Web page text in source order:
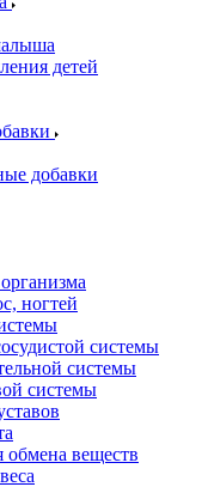
детей
добавки
ногтей
системы
системы
системы
веществ